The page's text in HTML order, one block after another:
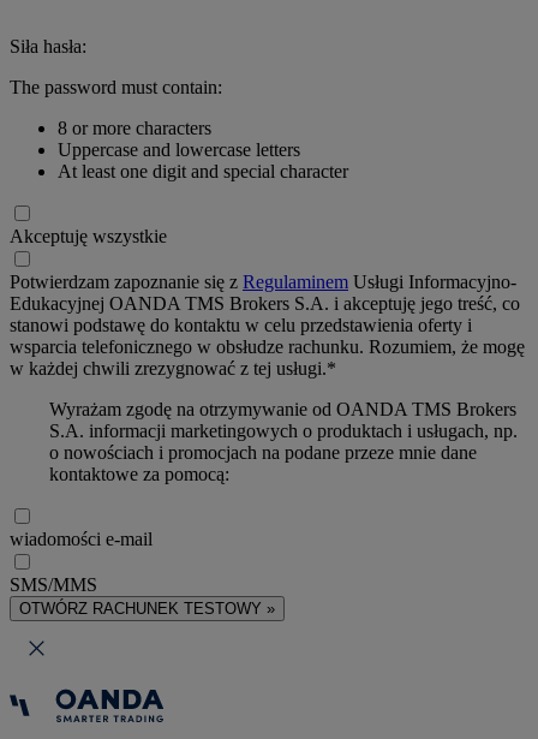
Siła hasła:
The password must contain:
8 or more characters
Uppercase and lowercase letters
At least one digit and special character
Akceptuję wszystkie
Potwierdzam zapoznanie się z Regulaminem Usługi Informacyjno-
Edukacyjnej OANDA TMS Brokers S.A. i akceptuję jego treść, co
stanowi podstawę do kontaktu w celu przedstawienia oferty i
wsparcia telefonicznego w obsłudze rachunku. Rozumiem, że mogę
w każdej chwili zrezygnować z tej usługi.*
Wyrażam zgodę na otrzymywanie od OANDA TMS Brokers
S.A. informacji marketingowych o produktach i usługach, np.
o nowościach i promocjach na podane przeze mnie dane
kontaktowe za pomocą:
wiadomości e-mail
SMS/MMS
OTWÓRZ RACHUNEK TESTOWY »